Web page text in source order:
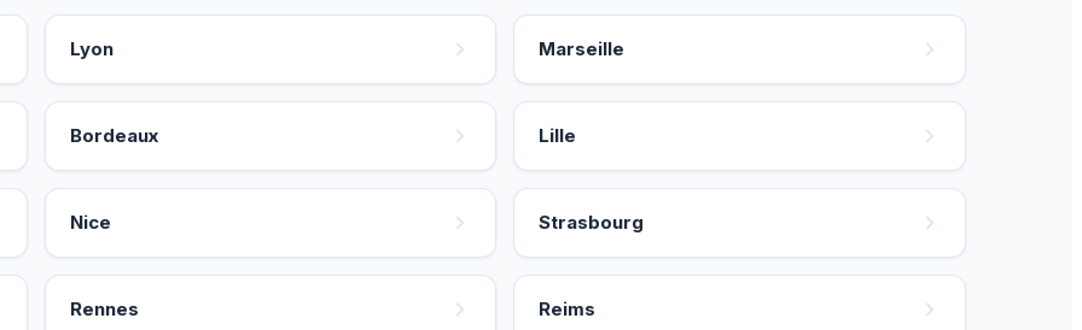
Lyon Marseille
Bordeaux Lille
Nice Strasbourg
Rennes Reims